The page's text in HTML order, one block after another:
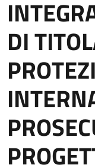
DI